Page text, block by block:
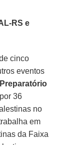
RS e
cinco
eventos
36
no
em
da Faixa